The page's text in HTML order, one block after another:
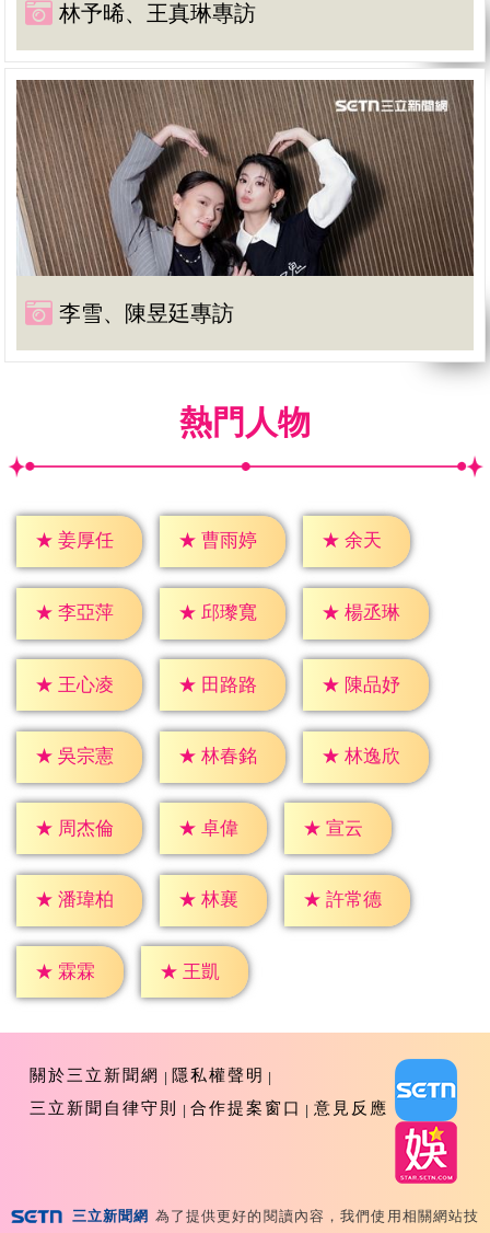
林予晞、王真琳專訪
李雪、陳昱廷專訪
熱門人物
★ 姜厚任 ★ 曹雨婷 ★ 余天
★ 李亞萍 ★ 邱瓈寬 ★ 楊丞琳
★ 王心凌 ★ 田路路 ★ 陳品妤
★ 吳宗憲 ★ 林春銘 ★ 林逸欣
★ 周杰倫 ★ 卓偉 ★ 宣云
★ 潘瑋柏 ★ 林襄 ★ 許常德
★ 霖霖 ★ 王凱
關於三立新聞網
隱私權聲明
三立新聞自律守則
合作提案窗口 意見反應
三立新聞網 為了提供更好的閱讀內容，我們使用相關網站技